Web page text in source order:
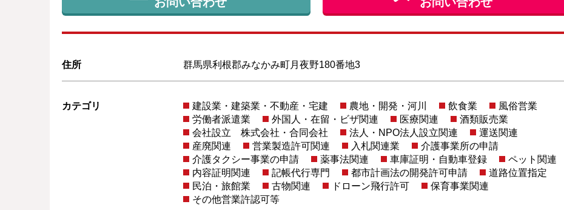
住所 群馬県利根郡みなかみ町月夜野180番地3
カテゴリ 建設業・建築業・不動産・宅建 農地・開発・河川 飲食業
風俗営業
労働者派遣業
外国人・在留・ビザ関連 医療関連
酒類販売業
会社設立 株式会社・合同会社
法人・NPO法人設立関連
運送関連
産廃関連
営業製造許可関連 入札関連業
介護事業所の申請
介護タクシー事業の申請
薬事法関連 車庫証明・自動車登録
ペット関連
内容証明関連
記帳代行専門 都市計画法の開発許可申請
道路位置指定
民泊・旅館業
古物関連 ドローン飛行許可
保育事業関連
その他営業許認可等